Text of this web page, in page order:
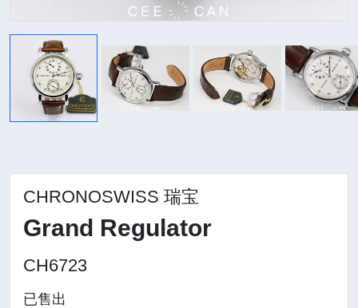
CHRONOSWISS 瑞宝
Grand Regulator
CH6723
已售出